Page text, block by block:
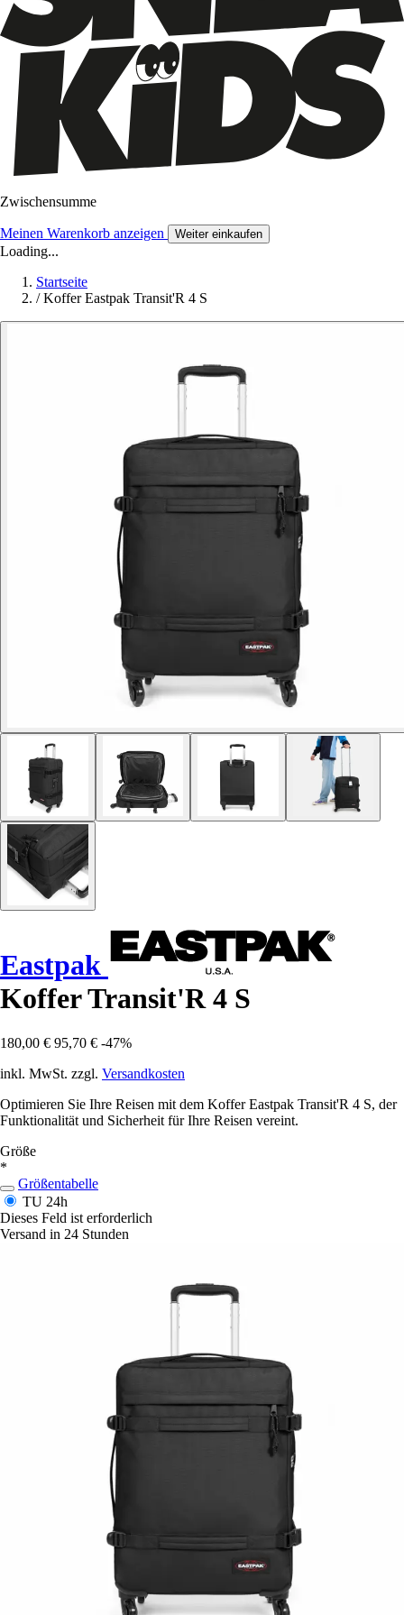
Zwischensumme
Meinen Warenkorb anzeigen Weiter einkaufen
Loading...
Startseite
/ Koffer Eastpak Transit'R 4 S
Eastpak
Koffer Transit'R 4 S
180,00 € 95,70 € -47%
inkl. MwSt. zzgl. Versandkosten
Optimieren Sie Ihre Reisen mit dem Koffer Eastpak Transit'R 4 S, der
Funktionalität und Sicherheit für Ihre Reisen vereint.
Größe
*
Größentabelle
TU 24h
Dieses Feld ist erforderlich
Versand in 24 Stunden